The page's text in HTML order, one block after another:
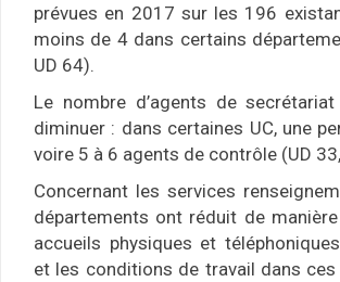
prévues en 2017 sur les 196
moins de 4 dans certains
UD 64).
Le nombre d’agents de
diminuer : dans certaines UC, une
voire 5 à 6 agents de contrôle (UD
Concernant les services
départements ont réduit de
accueils physiques et
et les conditions de travail dans